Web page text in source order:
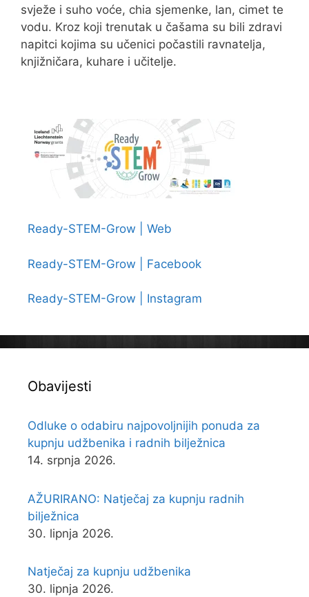
svježe i suho voće, chia sjemenke, lan, cimet te
vodu. Kroz koji trenutak u čašama su bili zdravi
napitci kojima su učenici počastili ravnatelja,
knjižničara, kuhare i učitelje.
Ready-STEM-Grow | Web
Ready-STEM-Grow | Facebook
Ready-STEM-Grow | Instagram
Obavijesti
Odluke o odabiru najpovoljnijih ponuda za
kupnju udžbenika i radnih bilježnica
14. srpnja 2026.
AŽURIRANO: Natječaj za kupnju radnih
bilježnica
30. lipnja 2026.
Natječaj za kupnju udžbenika
30. lipnja 2026.